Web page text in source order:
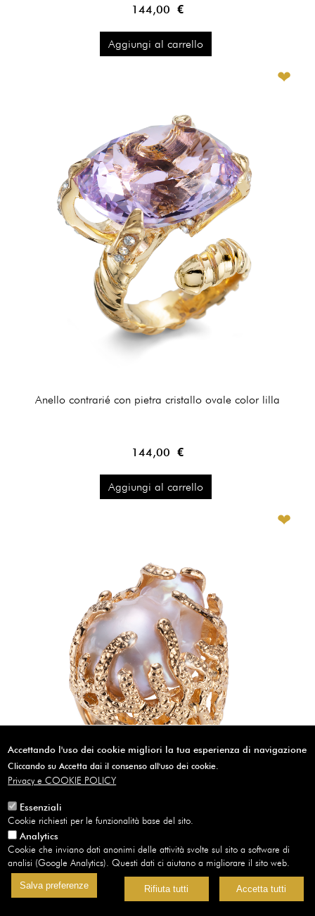
144,00 €
Aggiungi al carrello
Anello contrarié con pietra cristallo ovale color lilla
144,00 €
Aggiungi al carrello
Anello in bronzo realizzato con la tecnica della cera persa
160,00 €
Accettando l'uso dei cookie migliori la tua esperienza di navigazione
Cliccando su Accetta dai il consenso all'uso dei cookie.
Privacy e COOKIE POLICY
Essenziali
Cookie richiesti per le funzionalità base del sito.
Analytics
Cookie che inviano dati anonimi delle attività svolte sul sito a software di
analisi (Google Analytics). Questi dati ci aiutano a migliorare il sito web.
Salva preferenze Rifiuta tutti Accetta tutti